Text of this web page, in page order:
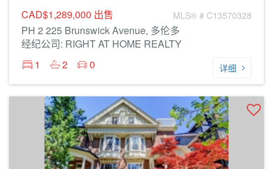
CAD$1,289,000 出售 MLS® # C13570328
PH 2 225 Brunswick Avenue, 多伦多
经纪公司: RIGHT AT HOME REALTY
1
2 0 详细